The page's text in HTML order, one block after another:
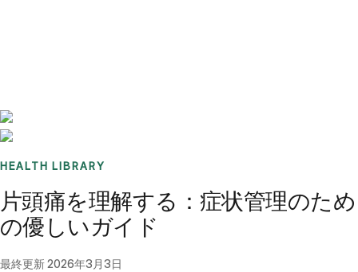
HEALTH LIBRARY
片頭痛を理解する：症状管理のため
の優しいガイド
最終更新2026年3月3日